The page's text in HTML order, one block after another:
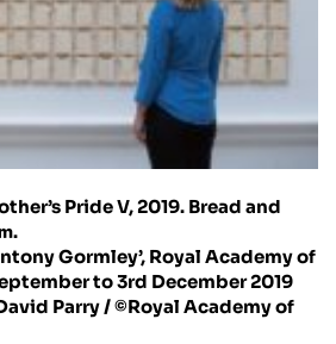
Pride V, 2019. Bread and
.
Gormley’, Royal Academy of
to 3rd December 2019
Parry / ©Royal Academy of